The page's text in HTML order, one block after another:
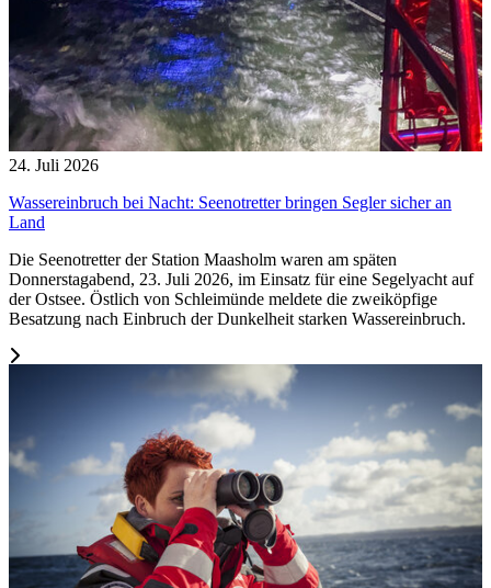
24. Juli 2026
Wassereinbruch bei Nacht: Seenotretter bringen Segler sicher an
Land
Die Seenotretter der Station Maasholm waren am späten
Donnerstagabend, 23. Juli 2026, im Einsatz für eine Segelyacht auf
der Ostsee. Östlich von Schleimünde meldete die zweiköpfige
Besatzung nach Einbruch der Dunkelheit starken Wassereinbruch.